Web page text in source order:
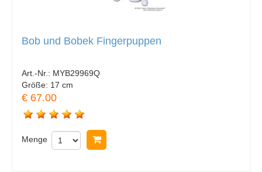
Bob und Bobek Fingerpuppen
Art.-Nr.: MYB29969Q
Größe: 17 cm
€ 67.00
Menge